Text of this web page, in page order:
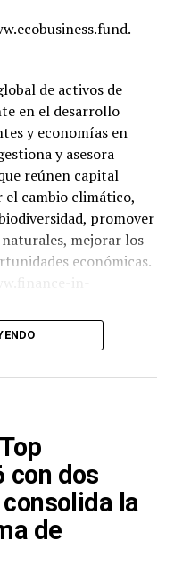
de activos de
en el desarrollo
y economías en
y asesora
reúnen capital
cambio climático,
promover
mejorar los
económicas.
con dos
la
de